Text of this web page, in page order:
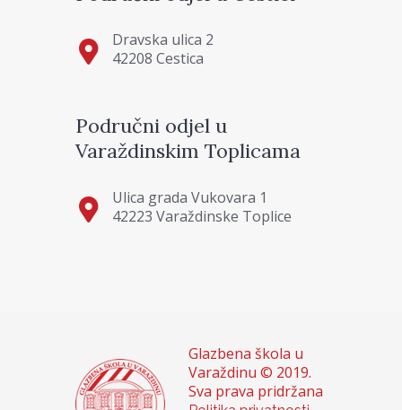
Dravska ulica 2
42208 Cestica
Područni odjel u
Varaždinskim Toplicama
Ulica grada Vukovara 1
42223 Varaždinske Toplice
Glazbena škola u
Varaždinu © 2019.
Sva prava pridržana